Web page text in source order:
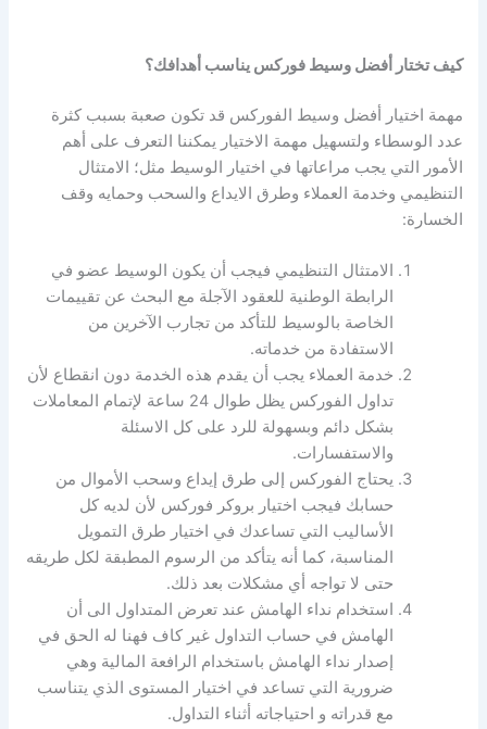
كيف تختار أفضل وسيط فوركس يناسب أهدافك؟
مهمة اختيار أفضل وسيط الفوركس قد تكون صعبة بسبب كثرة
عدد الوسطاء ولتسهيل مهمة الاختيار يمكننا التعرف على أهم
الأمور التي يجب مراعاتها في اختيار الوسيط مثل؛ الامتثال
التنظيمي وخدمة العملاء وطرق الايداع والسحب وحمايه وقف
الخسارة:
الامتثال التنظيمي فيجب أن يكون الوسيط عضو في
الرابطة الوطنية للعقود الآجلة مع البحث عن تقييمات
الخاصة بالوسيط للتأكد من تجارب الآخرين من
الاستفادة من خدماته.
خدمة العملاء يجب أن يقدم هذه الخدمة دون انقطاع لأن
تداول الفوركس يظل طوال 24 ساعة لإتمام المعاملات
بشكل دائم وبسهولة للرد على كل الاسئلة
والاستفسارات.
يحتاج الفوركس إلى طرق إيداع وسحب الأموال من
حسابك فيجب اختيار بروكر فوركس لأن لديه كل
الأساليب التي تساعدك في اختيار طرق التمويل
المناسبة، كما أنه يتأكد من الرسوم المطبقة لكل طريقه
حتى لا تواجه أي مشكلات بعد ذلك.
استخدام نداء الهامش عند تعرض المتداول الى أن
الهامش في حساب التداول غير كاف فهنا له الحق في
إصدار نداء الهامش باستخدام الرافعة المالية وهي
ضرورية التي تساعد في اختيار المستوى الذي يتناسب
مع قدراته و احتياجاته أثناء التداول.